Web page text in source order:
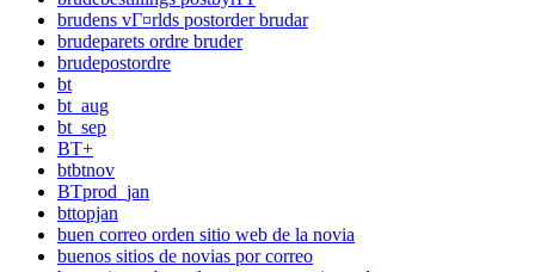
brudens vГ¤rlds postorder brudar
brudeparets ordre bruder
brudepostordre
bt
bt_aug
bt_sep
BT+
btbtnov
BTprod_jan
bttopjan
buen correo orden sitio web de la novia
buenos sitios de novias por correo